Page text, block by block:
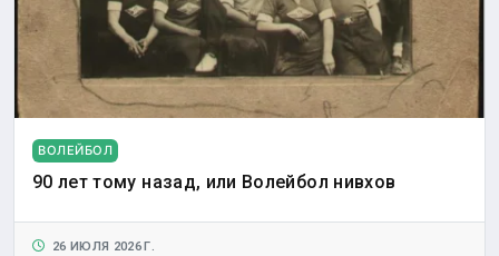
ВОЛЕЙБОЛ
90 лет тому назад, или Волейбол нивхов
26 ИЮЛЯ 2026 Г.